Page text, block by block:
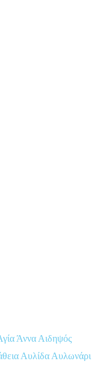
Άννα Αιδηψός
Αυλίδα Αυλωνάρι